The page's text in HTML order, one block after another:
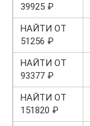
39925 ₽
НАЙТИ ОТ
51256 ₽
НАЙТИ ОТ
93377 ₽
НАЙТИ ОТ
151820 ₽